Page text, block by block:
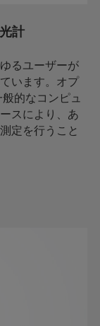
計
るユーザーが
います。オプ
的なコンピュ
スにより、あ
定を行うこと